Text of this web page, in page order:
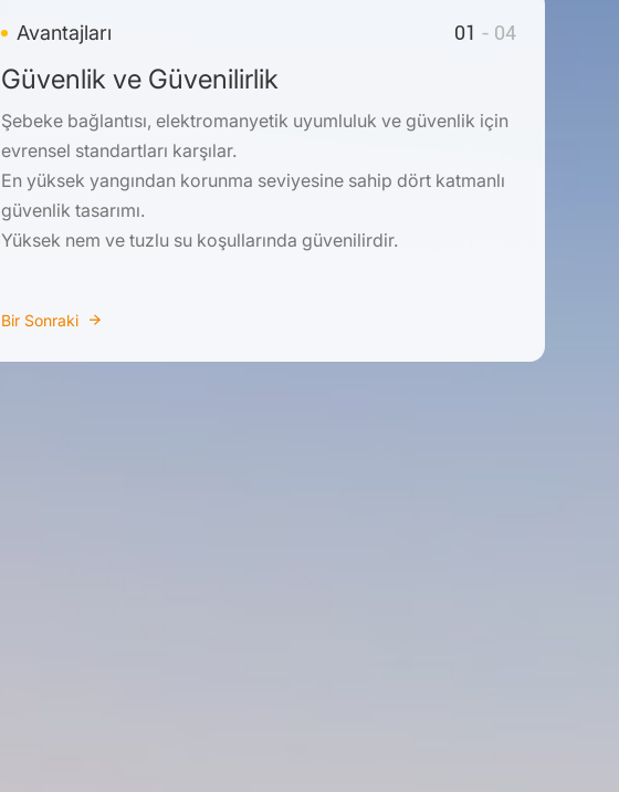
Avantajları 01 - 04
Güvenlik ve Güvenilirlik
Şebeke bağlantısı, elektromanyetik uyumluluk ve güvenlik için
evrensel standartları karşılar.
En yüksek yangından korunma seviyesine sahip dört katmanlı
güvenlik tasarımı.
Yüksek nem ve tuzlu su koşullarında güvenilirdir.
Bir Sonraki